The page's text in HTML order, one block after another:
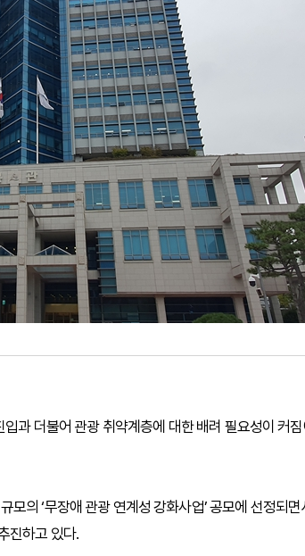
과 더불어 관광 취약계층에 대한 배려 필요성이 커
의 ‘무장애 관광 연계성 강화사업’ 공모에 선정되
진하고 있다.